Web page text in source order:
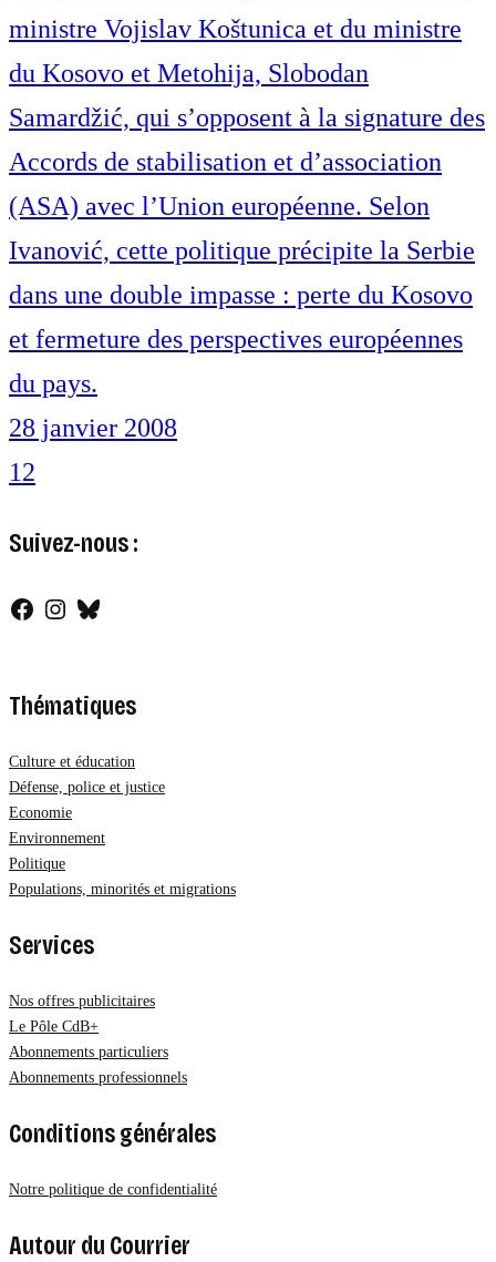
ministre Vojislav Koštunica et du ministre
du Kosovo et Metohija, Slobodan
Samardžić, qui s’opposent à la signature des
Accords de stabilisation et d’association
(ASA) avec l’Union européenne. Selon
Ivanović, cette politique précipite la Serbie
dans une double impasse : perte du Kosovo
et fermeture des perspectives européennes
du pays.
28 janvier 2008
12
Suivez-nous :
Facebook
Instagram
Bluesky
Thématiques
Culture et éducation
Défense, police et justice
Economie
Environnement
Politique
Populations, minorités et migrations
Services
Nos offres publicitaires
Le Pôle CdB+
Abonnements particuliers
Abonnements professionnels
Conditions générales
Notre politique de confidentialité
Autour du Courrier